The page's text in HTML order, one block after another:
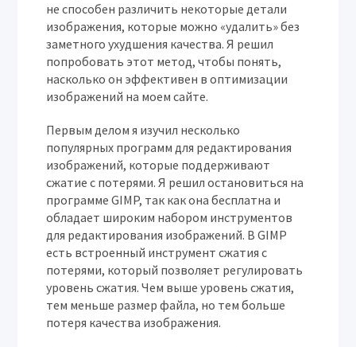
не способен различить некоторые детали
изображения, которые можно «удалить» без
заметного ухудшения качества. Я решил
попробовать этот метод, чтобы понять,
насколько он эффективен в оптимизации
изображений на моем сайте.
Первым делом я изучил несколько
популярных программ для редактирования
изображений, которые поддерживают
сжатие с потерями. Я решил остановиться на
программе GIMP, так как она бесплатна и
обладает широким набором инструментов
для редактирования изображений. В GIMP
есть встроенный инструмент сжатия с
потерями, который позволяет регулировать
уровень сжатия. Чем выше уровень сжатия,
тем меньше размер файла, но тем больше
потеря качества изображения.